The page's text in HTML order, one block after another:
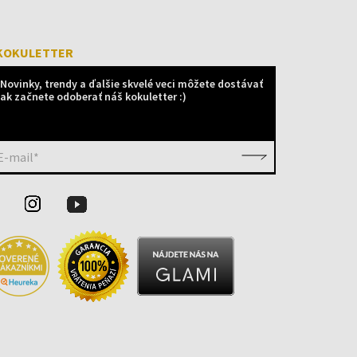
Novinky, trendy a ďalšie skvelé veci môžete dostávať
ak začnete odoberať náš kokuletter :)
mail*